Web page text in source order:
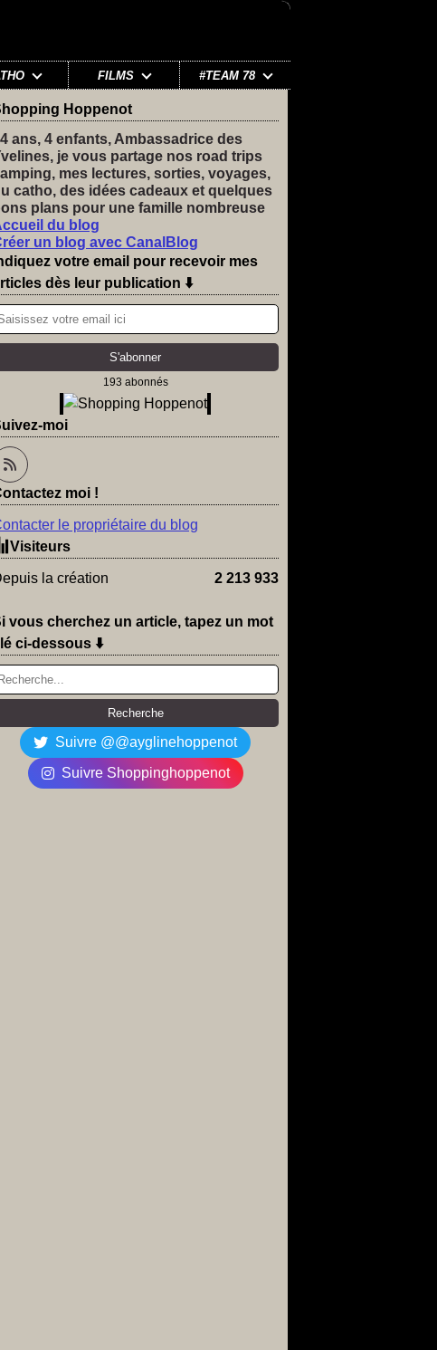
FILMS #TEAM 78
Hoppenot
ans, 4 enfants, Ambassadrice des
je vous partage nos road trips
mes lectures, sorties, voyages,
catho, des idées cadeaux et quelques
plans pour une famille nombreuse
du blog
un blog avec CanalBlog
votre email pour recevoir mes
dès leur publication ⬇️
193 abonnés
moi
moi !
le propriétaire du blog
Visiteurs
la création 2 213 933
vous cherchez un article, tapez un mot
ci-dessous ⬇️
Suivre @@ayglinehoppenot
Suivre Shoppinghoppenot